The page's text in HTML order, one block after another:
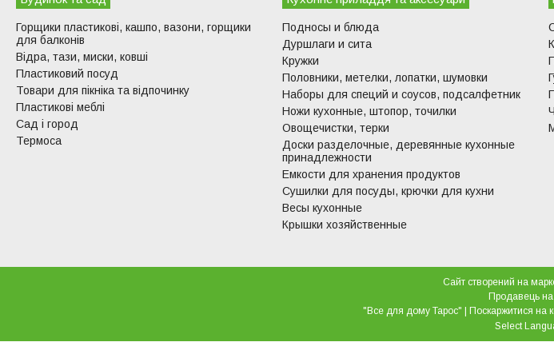
Горщики пластикові, кашпо, вазони, горщики
для балконів
Відра, тази, миски, ковші
Пластиковий посуд
Товари для пікніка та відпочинку
Пластикові меблі
Сад і город
Термоса
Подносы и блюда
Дуршлаги и сита
Кружки
Половники, метелки, лопатки, шумовки
Наборы для специй и соусов, подсалфетник
Ножи кухонные, штопор, точилки
Овощечистки, терки
Доски разделочные, деревянные кухонные
принадлежности
Емкости для хранения продуктов
Сушилки для посуды, крючки для кухни
Весы кухонные
Крышки хозяйственные
Сайт створений на
Продавець
Поскаржитися на
Select